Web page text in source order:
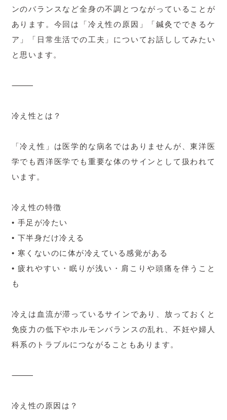
ンのバランスなど全身の不調とつながっていることが
あります。今回は「冷え性の原因」「鍼灸でできるケ
ア」「日常生活での工夫」についてお話ししてみたい
と思います。
⸻
冷え性とは？
「冷え性」は医学的な病名ではありませんが、東洋医
学でも西洋医学でも重要な体のサインとして扱われて
います。
冷え性の特徴
• 手足が冷たい
• 下半身だけ冷える
• 寒くないのに体が冷えている感覚がある
• 疲れやすい・眠りが浅い・肩こりや頭痛を伴うこと
も
冷えは血流が滞っているサインであり、放っておくと
免疫力の低下やホルモンバランスの乱れ、不妊や婦人
科系のトラブルにつながることもあります。
⸻
冷え性の原因は？